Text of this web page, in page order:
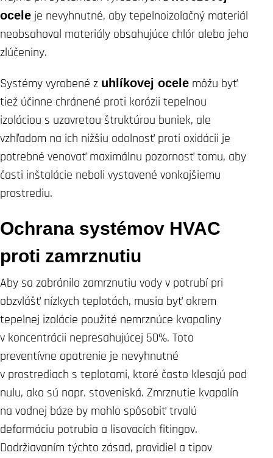
ocele je nevyhnutné, aby tepelnoizolačný materiál
neobsahoval materiály obsahujúce chlór alebo jeho
zlúčeniny.
Systémy vyrobené z uhlíkovej ocele môžu byť
tiež účinne chránené proti korózii tepelnou
izoláciou s uzavretou štruktúrou buniek, ale
vzhľadom na ich nižšiu odolnosť proti oxidácii je
potrebné venovať maximálnu pozornosť tomu, aby
časti inštalácie neboli vystavené vonkajšiemu
prostrediu.
Ochrana systémov HVAC
proti zamrznutiu
Aby sa zabránilo zamrznutiu vody v potrubí pri
obzvlášť nízkych teplotách, musia byť okrem
tepelnej izolácie použité nemrznúce kvapaliny
v koncentrácii nepresahujúcej 50%. Toto
preventívne opatrenie je nevyhnutné
v prostrediach s teplotami, ktoré často klesajú pod
nulu, ako sú napr. staveniská. Zmrznutie kvapalín
na vodnej báze by mohlo spôsobiť trvalú
deformáciu potrubia a lisovacích fitingov.
Dodržiavaním týchto zásad, pravidiel a tipov